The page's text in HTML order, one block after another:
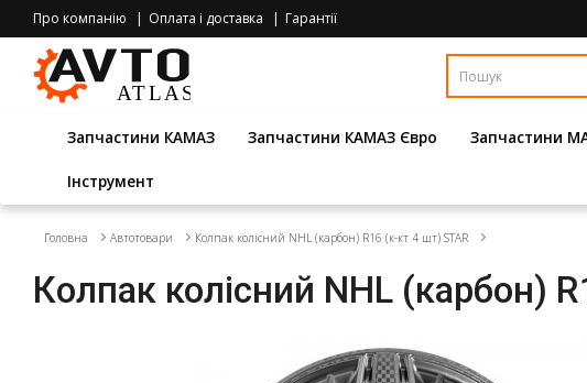
Про компанію Оплата і доставка Гарантії
Запчастини КАМАЗ Запчастини КАМАЗ Євро Запчастини
Інструмент
Головна Автотовари Колпак колісний NHL (карбон) R16 (к-кт 4 шт) STAR
Колпак колісний NHL (карбон)